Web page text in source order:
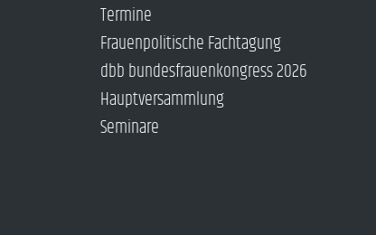
Termine
Frauenpolitische Fachtagung
dbb bundesfrauenkongress 2026
Hauptversammlung
Seminare